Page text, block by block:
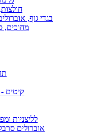
בגדי גוף,
מחוכים,
קיטים
לליצניות
אוברולים